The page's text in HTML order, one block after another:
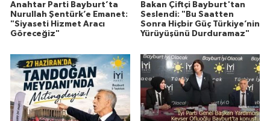
Anahtar Parti Bayburt’ta
Nurullah Şentürk’e Emanet:
"Siyaseti Hizmet Aracı
Göreceğiz"
Bakan Çiftçi Bayburt'tan
Seslendi: "Bu Saatten
Sonra Hiçbir Güç Türkiye’nin
Yürüyüşünü Durduramaz"